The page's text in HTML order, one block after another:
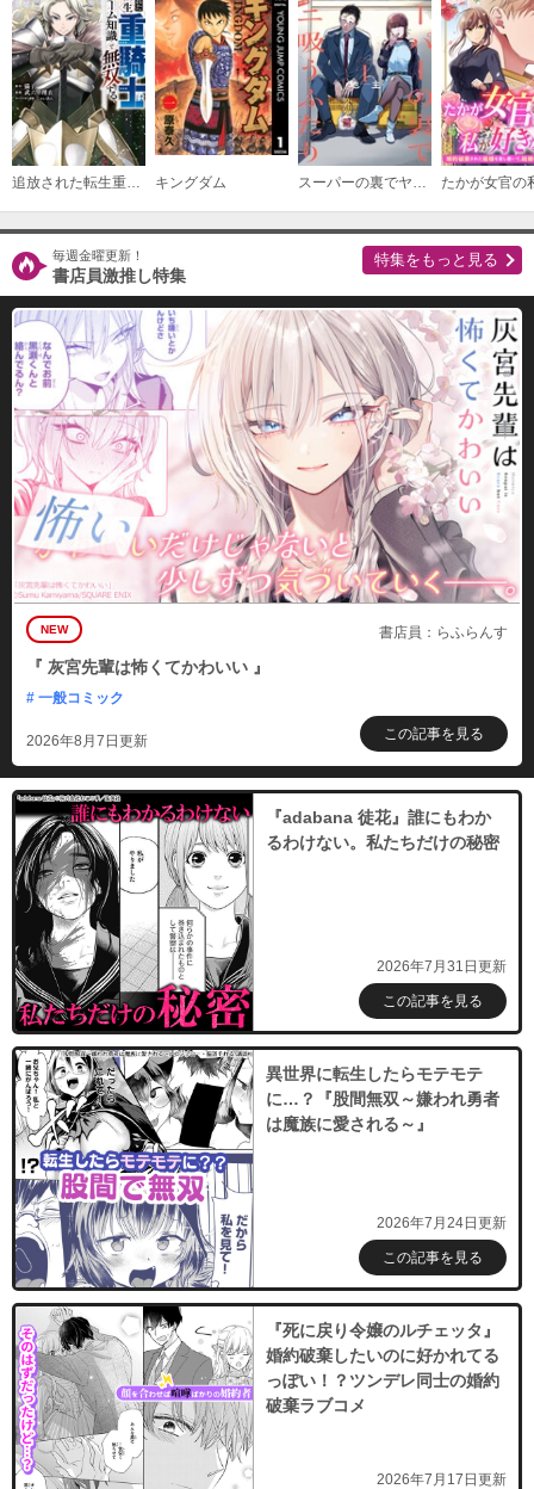
追放された転生重騎士はゲーム知識で無双する キングダム スーパーの裏でヤニ吸うふたり
毎週金曜更新！
書店員激推し特集
特集をもっと見る
NEW 書店員：らふらんす
『 灰宮先輩は怖くてかわいい 』
# 一般コミック
2026年8月7日更新 この記事を見る
『adabana 徒花』誰にもわか
るわけない。私たちだけの秘密
2026年7月31日更新
この記事を見る
異世界に転生したらモテモテ
に…？『股間無双～嫌われ勇者
は魔族に愛される～』
2026年7月24日更新
この記事を見る
『死に戻り令嬢のルチェッタ』
婚約破棄したいのに好かれてる
っぽい！？ツンデレ同士の婚約
破棄ラブコメ
2026年7月17日更新